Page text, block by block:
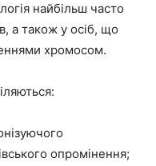
найбільш часто
а також у осіб, що
хромосом.
опромінення;